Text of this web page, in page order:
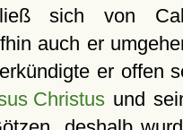
sich von
auch er
er offen
Christusund